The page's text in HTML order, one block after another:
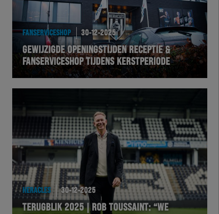
FANSERVICESHOP 30-12-2025
GEWIJZIGDE OPENINGSTIJDEN RECEPTIE &
FANSERVICESHOP TIJDENS KERSTPERIODE
HERACLES 30-12-2025
TERUGBLIK 2025 | ROB TOUSSAINT: “WE